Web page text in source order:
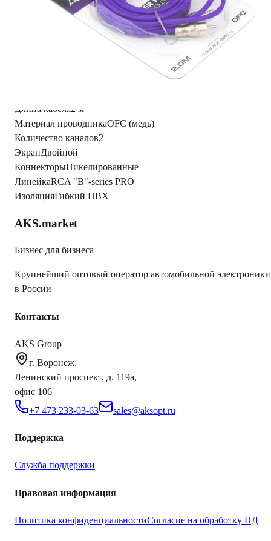
Читать полностью
Характеристики
a/f/2/a/
Длина кабеля2 м
Материал проводникаOFC (медь)
Количество каналов2
ЭкранДвойной
КоннекторыНикелированные
ЛинейкаRCA "B"-series PRO
ИзоляцияГибкий ПВХ
AKS.market
Бизнес для бизнеса
Крупнейший оптовый оператор автомобильной электроники
в России
Контакты
AKS Group
г. Воронеж,
Ленинский проспект, д. 119а,
офис 106
+7 473 233-03-63
sales@aksopt.ru
Поддержка
Служба поддержки
Правовая информация
Политика конфиденциальностиСогласие на обработку ПД